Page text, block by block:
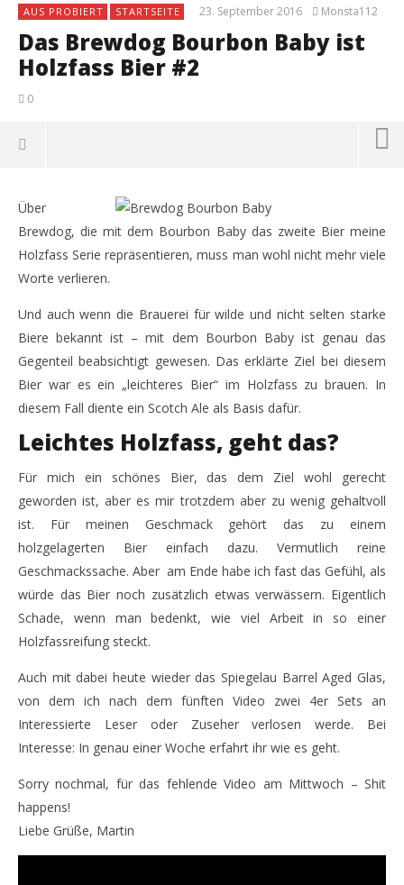
AUS PROBIERT STARTSEITE 23. September 2016 Monsta112
Das Brewdog Bourbon Baby ist
Holzfass Bier #2
0
NOW VIEWING
23.
2016
Über
Brewdog, die mit dem Bourbon Baby das zweite Bier meine
Holzfass Serie repräsentieren, muss man wohl nicht mehr viele
Worte verlieren.
Und auch wenn die Brauerei für wilde und nicht selten starke
Biere bekannt ist – mit dem Bourbon Baby ist genau das
Gegenteil beabsichtigt gewesen. Das erklärte Ziel bei diesem
Bier war es ein „leichteres Bier“ im Holzfass zu brauen. In
diesem Fall diente ein Scotch Ale als Basis dafür.
Leichtes Holzfass, geht das?
Für mich ein schönes Bier, das dem Ziel wohl gerecht
geworden ist, aber es mir trotzdem aber zu wenig gehaltvoll
ist. Für meinen Geschmack gehört das zu einem
holzgelagerten Bier einfach dazu. Vermutlich reine
Geschmackssache. Aber am Ende habe ich fast das Gefühl, als
würde das Bier noch zusätzlich etwas verwässern. Eigentlich
Schade, wenn man bedenkt, wie viel Arbeit in so einer
Holzfassreifung steckt.
Auch mit dabei heute wieder das Spiegelau Barrel Aged Glas,
von dem ich nach dem fünften Video zwei 4er Sets an
Interessierte Leser oder Zuseher verlosen werde. Bei
Interesse: In genau einer Woche erfahrt ihr wie es geht.
Sorry nochmal, für das fehlende Video am Mittwoch – Shit
happens!
Liebe Grüße, Martin